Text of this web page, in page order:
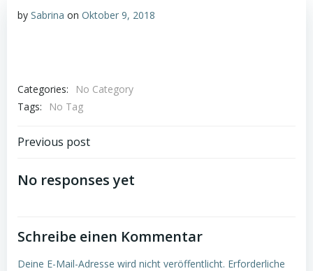
by Sabrina on Oktober 9, 2018
Categories:
No Category
Tags:
No Tag
Post
navigation
Previous post
No responses yet
Schreibe einen Kommentar
Deine E-Mail-Adresse wird nicht veröffentlicht. Erforderliche